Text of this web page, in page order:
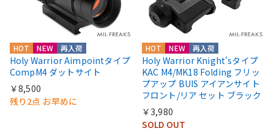
HOT NEW 再入荷
Holy Warrior Aimpointタイプ
CompM4 ダットサイト
￥8,500
残り2点 お早めに
HOT NEW 再入荷
Holy Warrior Knight'sタイプ
KAC M4/MK18 Folding フリッ
プアップ BUIS アイアンサイト
フロント/リア セット ブラック
￥3,980
SOLD OUT